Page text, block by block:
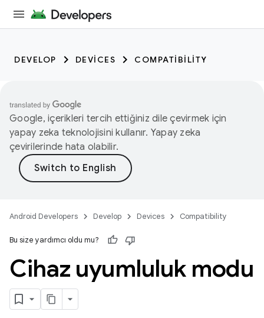
DEVELOP DEVICES COMPATIBILITY
Google, içerikleri tercih ettiğiniz dile çevirmek için
yapay zeka teknolojisini kullanır. Yapay zeka
çevirilerinde hata olabilir.
Android Developers Develop Devices Compatibility
Bu size yardımcı oldu mu?
Cihaz uyumluluk modu